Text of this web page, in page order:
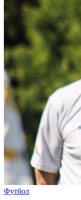
Футбол